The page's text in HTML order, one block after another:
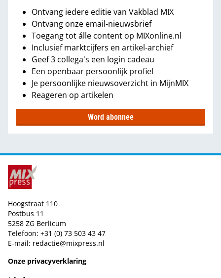
Ontvang iedere editie van Vakblad MIX
Ontvang onze email-nieuwsbrief
Toegang tot álle content op MIXonline.nl
Inclusief marktcijfers en artikel-archief
Geef 3 collega's een login cadeau
Een openbaar persoonlijk profiel
Je persoonlijke nieuwsoverzicht in MijnMIX
Reageren op artikelen
Word abonnee
Hoogstraat 110
Postbus 11
5258 ZG Berlicum
Telefoon: +31 (0) 73 503 43 47
E-mail: redactie@mixpress.nl
Onze privacyverklaring